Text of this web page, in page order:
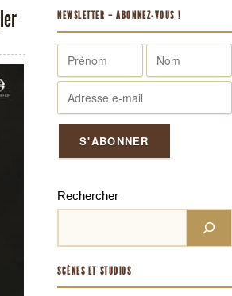
NEWSLETTER – ABONNEZ-VOUS !
Rechercher
SCÈNES ET STUDIOS